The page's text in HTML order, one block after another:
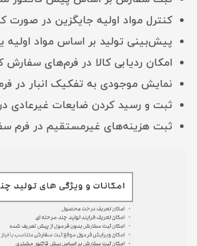
کنترل مواد اولیه جایگزین در صورت
پیش‌بینی تولید بر اساس مواد اولیه
امکان ردیابی کالا در فرم‌های سفارش
نمایش موجودی به تفکیک انبار در
ثبت و رسید کردن ضایعات غیرعادی در
ثبت هزینه‌های غیرمستقیم در فرم